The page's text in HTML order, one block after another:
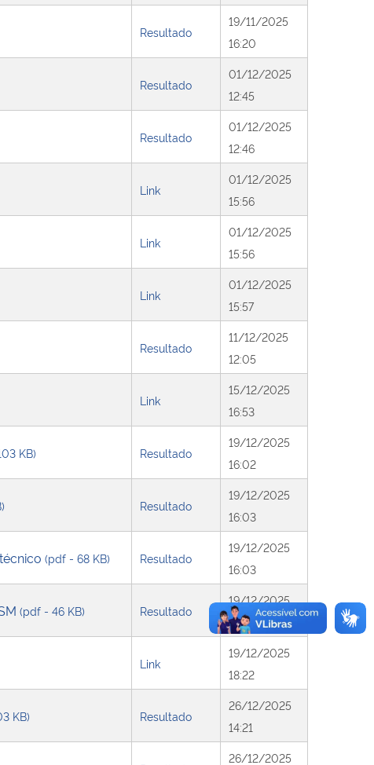
Resultado
19/11/2025
16:20
Resultado
01/12/2025
12:45
Resultado
01/12/2025
12:46
Link
01/12/2025
15:56
Link
01/12/2025
15:56
Link
01/12/2025
15:57
Resultado
11/12/2025
12:05
Link
15/12/2025
16:53
KB) Resultado
19/12/2025
16:02
Resultado
19/12/2025
16:03
(pdf - 68 KB) Resultado
19/12/2025
16:03
(pdf - 46 KB) Resultado
19/12/2025
16:07
Link
19/12/2025
18:22
KB) Resultado
26/12/2025
14:21
26/12/2025